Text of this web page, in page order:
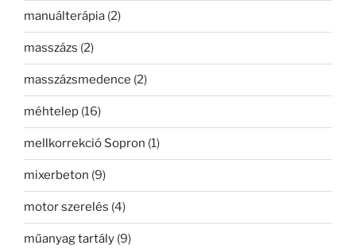
manuálterápia (2)
masszázs (2)
masszázsmedence (2)
méhtelep (16)
mellkorrekció Sopron (1)
mixerbeton (9)
motor szerelés (4)
műanyag tartály (9)